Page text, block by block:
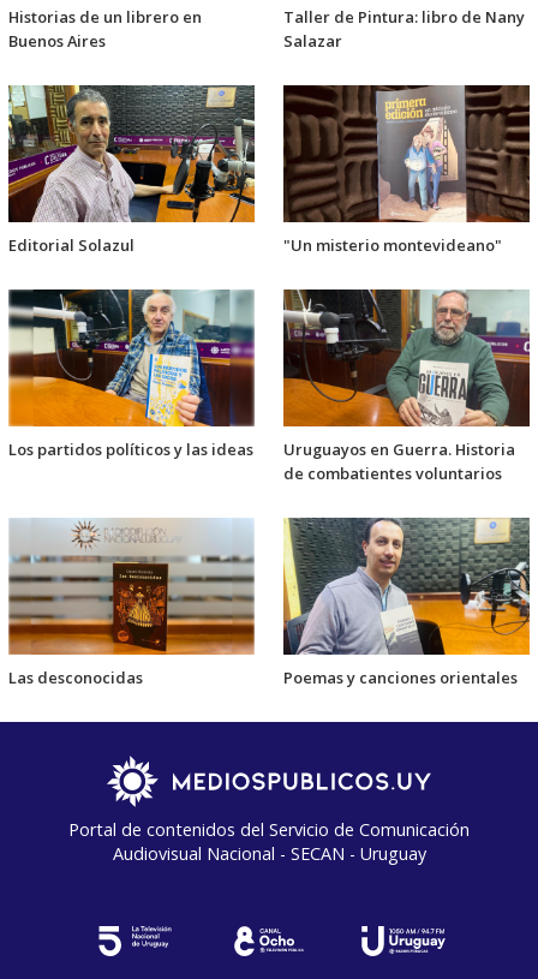
Historias de un librero en
Buenos Aires
Taller de Pintura: libro de Nany
Salazar
Editorial Solazul "Un misterio montevideano"
Los partidos políticos y las ideas
Uruguayos en Guerra. Historia
de combatientes voluntarios
Las desconocidas Poemas y canciones orientales
Portal de contenidos del Servicio de Comunicación
Audiovisual Nacional - SECAN - Uruguay